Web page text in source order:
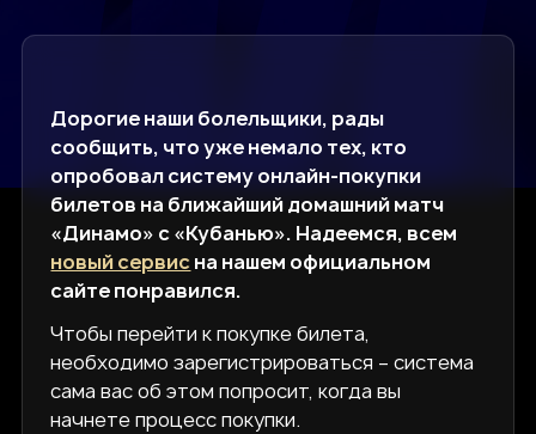
Дорогие наши болельщики, рады
сообщить, что уже немало тех, кто
опробовал систему онлайн-покупки
билетов на ближайший домашний матч
«Динамо» с «Кубанью». Надеемся, всем
новый сервис на нашем официальном
сайте понравился.
Чтобы перейти к покупке билета,
необходимо зарегистрироваться – система
сама вас об этом попросит, когда вы
начнете процесс покупки.